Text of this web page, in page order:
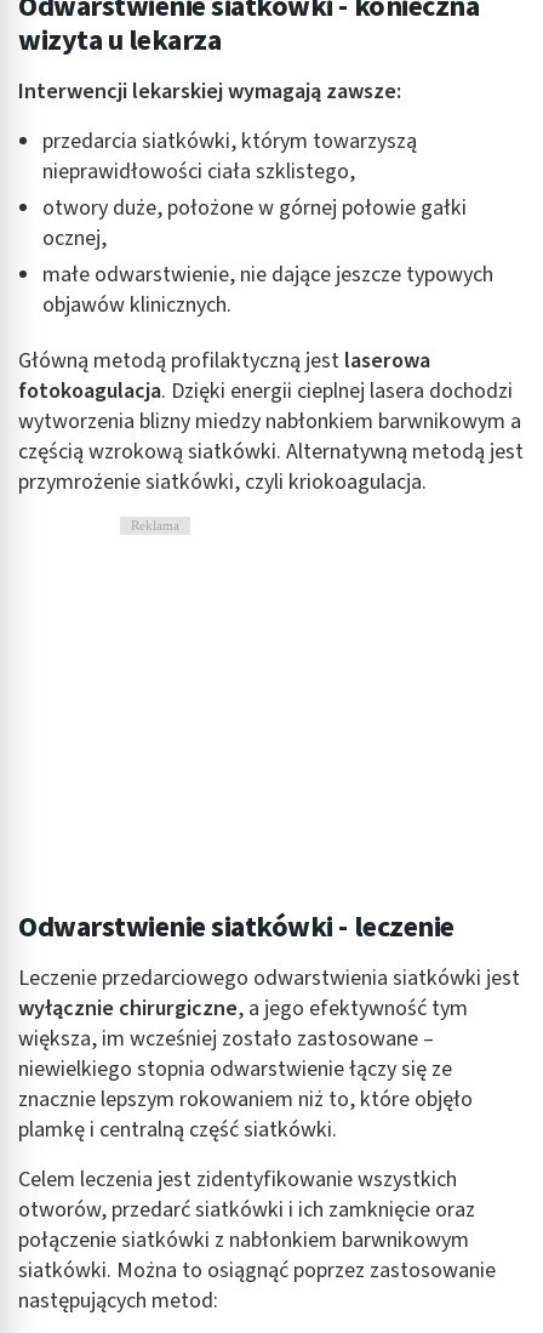
wizyta u lekarza
Interwencji lekarskiej wymagają zawsze:
przedarcia siatkówki, którym towarzyszą
nieprawidłowości ciała szklistego,
otwory duże, położone w górnej połowie gałki
ocznej,
małe odwarstwienie, nie dające jeszcze typowych
objawów klinicznych.
Główną metodą profilaktyczną jest laserowa
fotokoagulacja. Dzięki energii cieplnej lasera dochodzi
wytworzenia blizny miedzy nabłonkiem barwnikowym a
częścią wzrokową siatkówki. Alternatywną metodą jest
przymrożenie siatkówki, czyli kriokoagulacja.
Reklama
Odwarstwienie siatkówki - leczenie
Leczenie przedarciowego odwarstwienia siatkówki jest
wyłącznie chirurgiczne, a jego efektywność tym
większa, im wcześniej zostało zastosowane –
niewielkiego stopnia odwarstwienie łączy się ze
znacznie lepszym rokowaniem niż to, które objęło
plamkę i centralną część siatkówki.
Celem leczenia jest zidentyfikowanie wszystkich
otworów, przedarć siatkówki i ich zamknięcie oraz
połączenie siatkówki z nabłonkiem barwnikowym
siatkówki. Można to osiągnąć poprzez zastosowanie
następujących metod:
Funkcje specjalne IAB:
Użycie dokładnych danych geolokalizacyjnych
Identyfikowanie urządzeń na podstawie
Cele przetwarzania inne niż IAB:
Niezbędne
Wydajność (Performance)
Reklama / śledzenie